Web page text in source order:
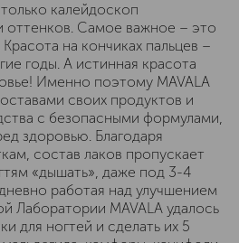
калейдоскоп
оттенков. Самое важное – это
на кончиках пальцев –
годы. А истинная красота
Именно поэтому MAVALA
своих продуктов и
с безопасными формулами,
здоровью. Благодаря
состав лаков пропускает
«дышать», даже под 3-4
работая над улучшением
Лаборатории MAVALA удалось
для ногтей и сделать их 5